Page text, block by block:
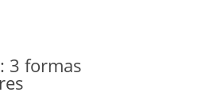
3 formas